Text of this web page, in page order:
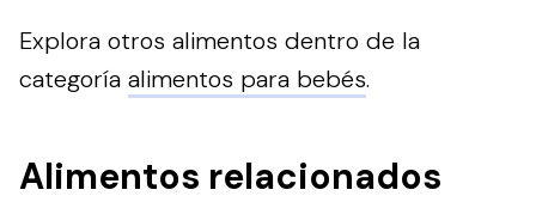
Explora otros alimentos dentro de la
categoría alimentos para bebés.
Alimentos relacionados